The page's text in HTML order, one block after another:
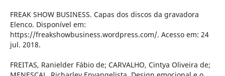
FREAK SHOW BUSINESS. Capas dos discos da gravadora
Elenco. Disponível em:
https://freakshowbusiness.wordpress.com/. Acesso em: 24
jul. 2018.
FREITAS, Ranielder Fábio de; CARVALHO, Cintya Oliveira de;